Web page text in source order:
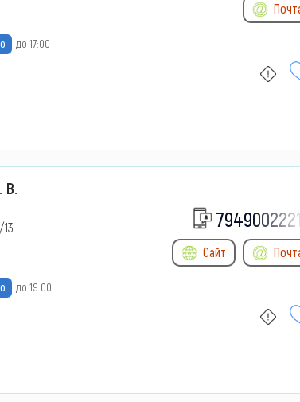
до 17:00
79490022214
Сайт
до 19:00